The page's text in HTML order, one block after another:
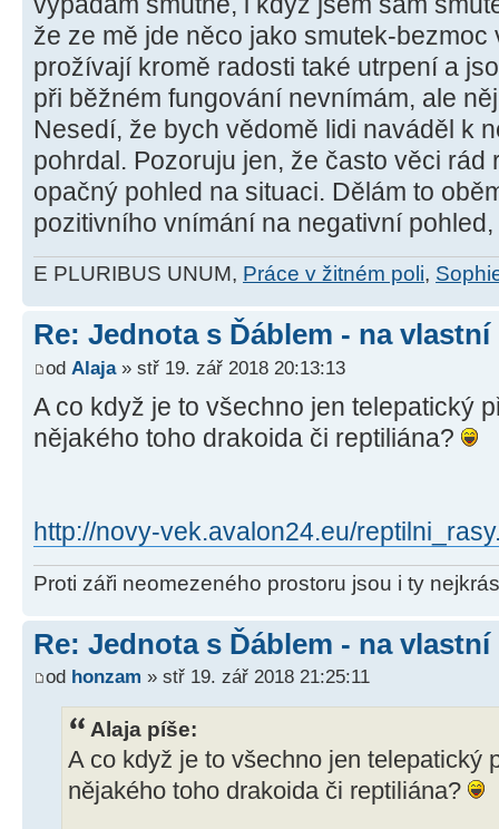
že ze mě jde něco jako smutek-bezmoc
prožívají kromě radosti také utrpení a
při běžném fungování nevnímám, ale
Nesedí, že bych vědomě lidi naváděl k
pohrdal. Pozoruju jen, že často věci rád
opačný pohled na situaci. Dělám to
pozitivního vnímání na negativní
E PLURIBUS UNUM, Práce v žitném poli,
Re: Jednota s Ďáblem - na
od Alaja» stř 19. zář 2018 20:13:13
A co když je to všechno jen telepatický
nějakého toho drakoida či reptiliána?
http://novy-vek.avalon24.eu/
Proti záři neomezeného prostoru jsou i ty
Re: Jednota s Ďáblem - na
od honzam » stř 19. zář 2018 21:25:11
Alaja píše:
A co když je to všechno jen telepatický
nějakého toho drakoida či reptiliána?